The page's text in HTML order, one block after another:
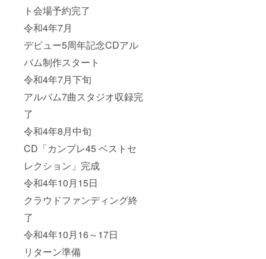
ト会場予約完了
令和4年7月
デビュー5周年記念CDアル
バム制作スタート
令和4年7月下旬
アルバム7曲スタジオ収録完
了
令和4年8月中旬
CD「カンプレ45 ベストセ
レクション」完成
令和4年10月15日
クラウドファンディング終
了
令和4年10月16～17日
リターン準備